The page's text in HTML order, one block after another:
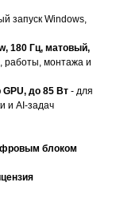
запуск Windows,
180 Гц, матовый,
работы, монтажа и
до 85 Вт - для
и AI-задач
блоком